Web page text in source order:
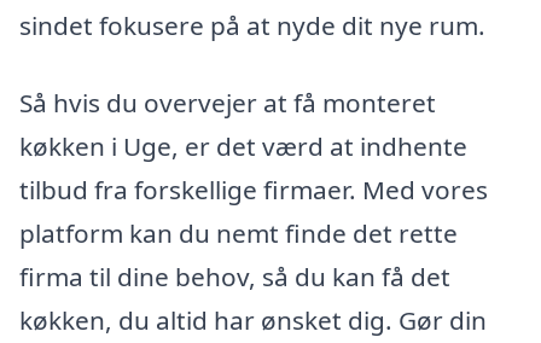
sindet fokusere på at nyde dit nye rum.
Så hvis du overvejer at få monteret
køkken i Uge, er det værd at indhente
tilbud fra forskellige firmaer. Med vores
platform kan du nemt finde det rette
firma til dine behov, så du kan få det
køkken, du altid har ønsket dig. Gør din